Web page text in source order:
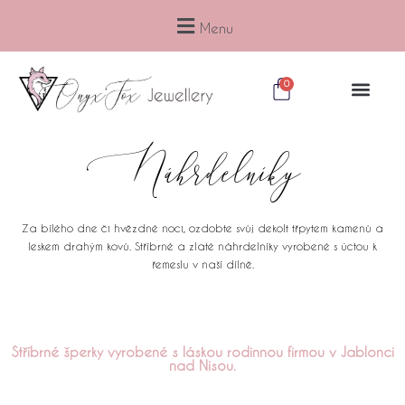
Menu
0
Cart
Náhrdelníky
Za bílého dne či hvězdné noci, ozdobte svůj dekolt třpytem kamenů a
leskem drahým kovů. Stříbrné a zlaté náhrdelníky vyrobené s úctou k
řemeslu v naší dílně.
Stříbrné šperky vyrobené s láskou rodinnou firmou v Jablonci
nad Nisou.